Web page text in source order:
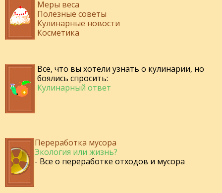
Меры веса
Полезные советы
Кулинарные новости
Косметика
Все, что вы хотели узнать о кулинарии, но
боялись спросить:
Кулинарный ответ
Переработка мусора
Экология или жизнь?
- Все о переработке отходов и мусора